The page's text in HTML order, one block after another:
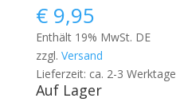
€9,95
Enthält 19% MwSt. DE
zzgl. Versand
Lieferzeit: ca. 2-3 Werktage
Auf Lager